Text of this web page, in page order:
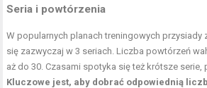
Seria i powtórzenia
W popularnych planach treningowych przysiady
się zazwyczaj w 3 seriach. Liczba powtórzeń
aż do 30. Czasami spotyka się też krótsze serie,
Kluczowe jest, aby dobrać odpowiednią